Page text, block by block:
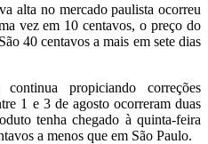
alta no mercado paulista ocorreu
vez em 10 centavos, o preço do
40 centavos a mais em sete dias
propiciando correções
1 e 3 de agosto ocorreram duas
tenha chegado à quinta-feira
a menos que em São Paulo.